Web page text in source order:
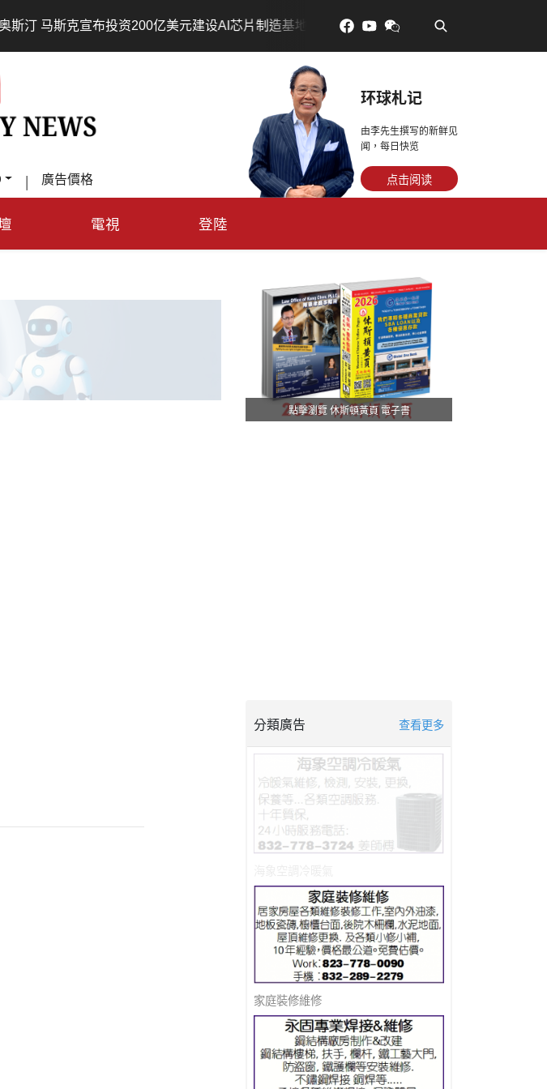
宣布投资200亿美元建设AI芯片制造基地 • 吃對了更年輕：花青素如何守住細胞、血管
| 廣告價格
环球札记
由李先生撰写的新鲜见
闻，每日快览
点击阅读
電視 登陸
點擊瀏覽 休斯頓黃頁 電子書
分類廣告 查看更多
家庭裝修維修